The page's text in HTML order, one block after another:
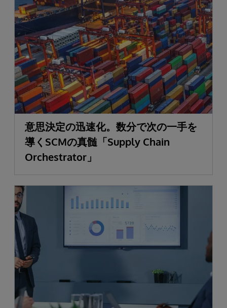
意思決定の迅速化。数分で次の一手を
導くSCMの真髄「Supply Chain
Orchestrator」